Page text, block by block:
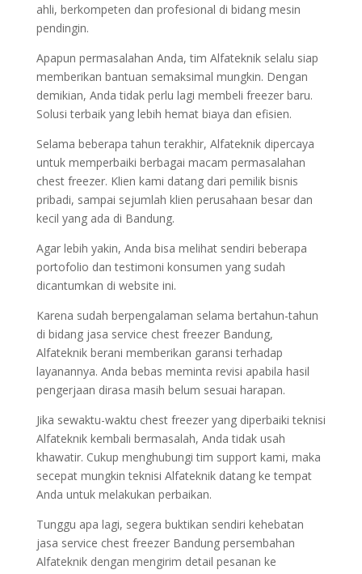
ahli, berkompeten dan profesional di bidang mesin
pendingin.
Apapun permasalahan Anda, tim Alfateknik selalu siap
memberikan bantuan semaksimal mungkin. Dengan
demikian, Anda tidak perlu lagi membeli freezer baru.
Solusi terbaik yang lebih hemat biaya dan efisien.
Selama beberapa tahun terakhir, Alfateknik dipercaya
untuk memperbaiki berbagai macam permasalahan
chest freezer. Klien kami datang dari pemilik bisnis
pribadi, sampai sejumlah klien perusahaan besar dan
kecil yang ada di Bandung.
Agar lebih yakin, Anda bisa melihat sendiri beberapa
portofolio dan testimoni konsumen yang sudah
dicantumkan di website ini.
Karena sudah berpengalaman selama bertahun-tahun
di bidang jasa service chest freezer Bandung,
Alfateknik berani memberikan garansi terhadap
layanannya. Anda bebas meminta revisi apabila hasil
pengerjaan dirasa masih belum sesuai harapan.
Jika sewaktu-waktu chest freezer yang diperbaiki teknisi
Alfateknik kembali bermasalah, Anda tidak usah
khawatir. Cukup menghubungi tim support kami, maka
secepat mungkin teknisi Alfateknik datang ke tempat
Anda untuk melakukan perbaikan.
Tunggu apa lagi, segera buktikan sendiri kehebatan
jasa service chest freezer Bandung persembahan
Alfateknik dengan mengirim detail pesanan ke